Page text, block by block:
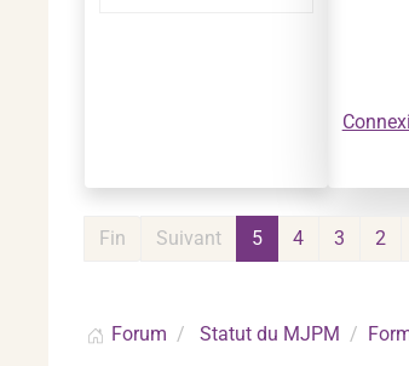
2
3
4
5
Suivant
Fin
Forum Statut du MJPM